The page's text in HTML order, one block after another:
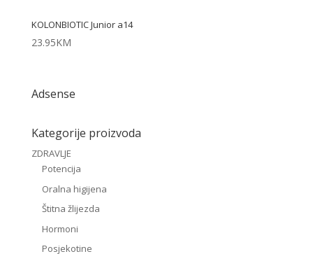
KOLONBIOTIC Junior a14
23.95KM
Adsense
Kategorije proizvoda
ZDRAVLJE
Potencija
Oralna higijena
Štitna žlijezda
Hormoni
Posjekotine